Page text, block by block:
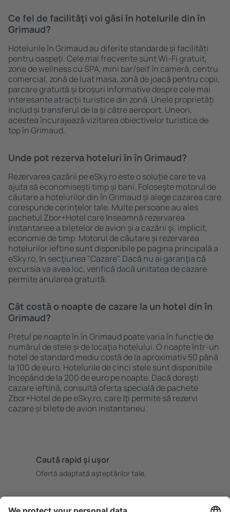
Ce fel de facilităţi voi găsi ȋn hotelurile din în
Grimaud?
Hotelurile în Grimaud au diferite standarde și facilități
pentru oaspeți. Cele mai frecvente sunt Wi-Fi gratuit,
zone de wellness cu SPA, mini bar/seif în cameră, centru
comercial, zonă de luat masa, zonă de joacă pentru copii,
parcare gratuită și broșuri informative despre cele mai
interesante atracții turistice din zonă. Unele proprietăți
includ și transferul de la și către aeroport. Uneori,
acestea încurajează vizitarea obiectivelor turistice de
top în Grimaud.
Unde pot rezerva hoteluri ȋn în Grimaud?
Rezervarea cazării pe eSky.ro este o soluție care te va
ajuta să economiseşti timp și bani. Foloseşte motorul de
căutare a hotelurilor din în Grimaud și alege cazarea care
corespunde cerințelor tale. Multe persoane au ales
pachetul Zbor+Hotel care ȋnseamnă rezervarea
instantanee a biletelor de avion şi a cazării şi, implicit,
economie de timp. Motorul de căutare și rezervarea
hotelurilor ieftine sunt disponibile pe pagina principală a
eSky.ro, ȋn secţiunea "Cazare". Dacă nu ai garanţia că
excursia va avea loc, verifică dacă unitatea de cazare
permite anularea gratuită.
Cât costă o noapte de cazare la un hotel din în
Grimaud?
Prețul pe noapte în în Grimaud poate varia în funcție de
numărul de stele și de locaţia hotelului. O noapte într-un
hotel de standard mediu costă de la aproximativ 50 până
la 100 de euro. Hotelurile de cinci stele sunt disponibile
ȋncepând de la 200 de euro pe noapte. Dacă doreşti
cazare ieftină, consultă oferta specială de pachete
Zbor+Hotel de pe eSky.ro, care ȋţi permite să rezervi
cazare și bilete de avion instantaneu.
Caută rapid şi uşor
Ofertă adaptată aşteptărilor tale.